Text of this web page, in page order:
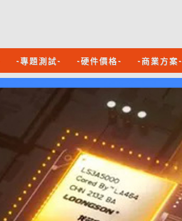
-專題測試- -硬件價格- -商業方案-